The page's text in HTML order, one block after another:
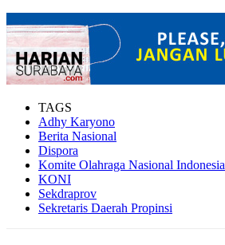
TAGS
Adhy Karyono
Berita Nasional
Dispora
Komite Olahraga Nasional Indonesia
KONI
Sekdraprov
Sekretaris Daerah Propinsi